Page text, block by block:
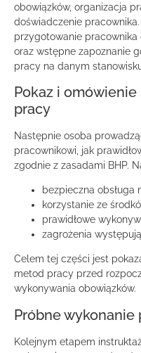
obowiązków, organizacja
doświadczenie
przygotowanie
oraz wstępne zapoznanie
pracy na danym
Pokaz i
pracy
Następnie osoba
pracownikowi, jak
zgodnie z zasadami BHP.
bezpieczna obsługa
korzystanie ze
prawidłowe
zagrożenia
Celem tej części jest
metod pracy przed
wykonywania obowiązków.
Próbne wykonanie
Kolejnym etapem